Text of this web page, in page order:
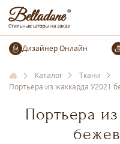
Каталог
Ткани
Портьера из жаккарда У2021
Портьера